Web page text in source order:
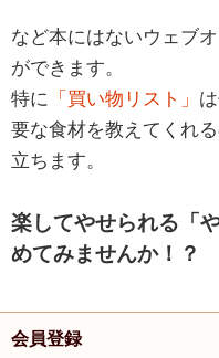
など本にはないウェブ
ができます。
特に 「買い物リスト」
要な食材を教えてくれ
立ちます。
楽してやせられる「
めてみませんか！？
会員登録